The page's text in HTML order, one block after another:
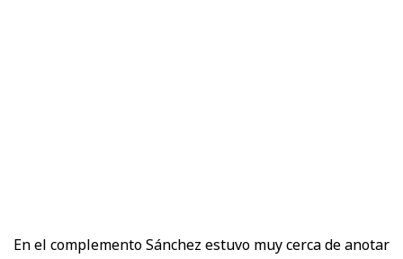
En el complemento Sánchez estuvo muy cerca de anotar